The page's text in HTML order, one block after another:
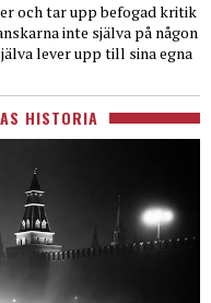
och tar upp befogad kritik
inte själva på någon
lever upp till sina egna
HISTORIA